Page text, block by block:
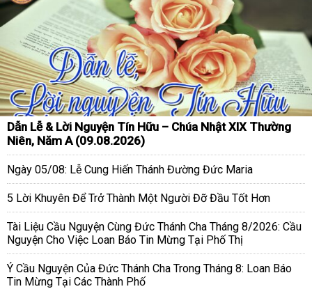
Dẫn Lễ & Lời Nguyện Tín Hữu – Chúa Nhật XIX Thường
Niên, Năm A (09.08.2026)
Ngày 05/08: Lễ Cung Hiến Thánh Đường Đức Maria
5 Lời Khuyên Để Trở Thành Một Người Đỡ Đầu Tốt Hơn
Tài Liệu Cầu Nguyện Cùng Đức Thánh Cha Tháng 8/2026: Cầu
Nguyện Cho Việc Loan Báo Tin Mừng Tại Phố Thị
Ý Cầu Nguyện Của Đức Thánh Cha Trong Tháng 8: Loan Báo
Tin Mừng Tại Các Thành Phố